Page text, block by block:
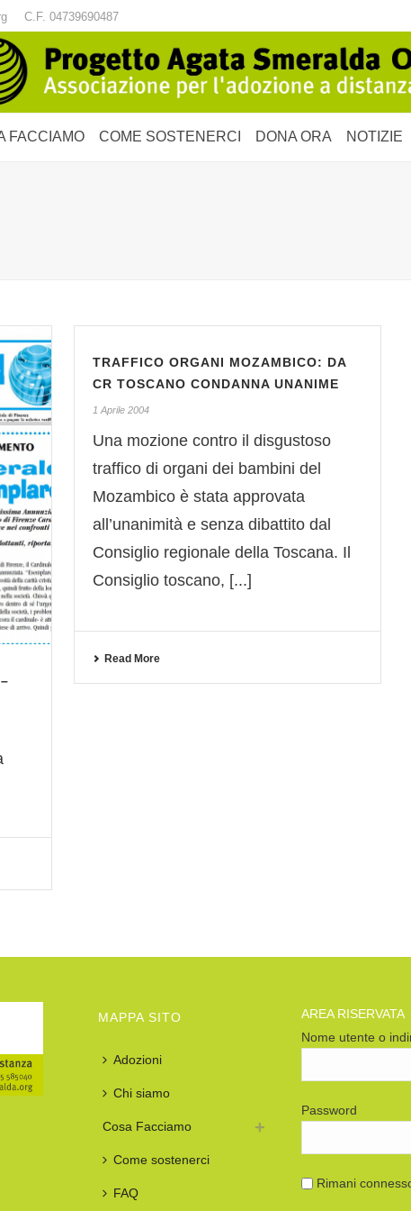
C.F. 04739690487
FACCIAMO COME SOSTENERCI DONA ORA NOTIZIE
TRAFFICO ORGANI MOZAMBICO: DA
CR TOSCANO CONDANNA UNANIME
1 Aprile 2004
Una mozione contro il disgustoso
traffico di organi dei bambini del
Mozambico è stata approvata
all’unanimità e senza dibattito dal
Consiglio regionale della Toscana. Il
Consiglio toscano, [...]
Read More
MAPPA SITO
Adozioni
Chi siamo
Cosa Facciamo
Come sostenerci
FAQ
AREA RISERVATA
Nome utente o
Password
Rimani